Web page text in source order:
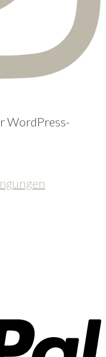
WordPress-